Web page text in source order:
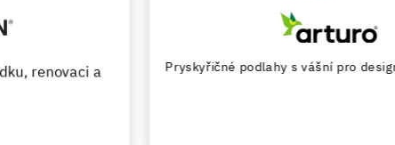
Pryskyřičné podlahy s vášní pro design